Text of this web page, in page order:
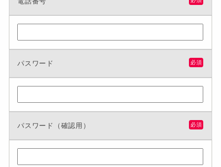
パスワード 必須
パスワード（確認用） 必須